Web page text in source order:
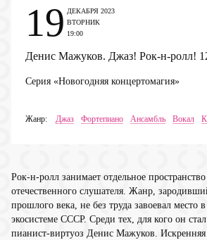
Денис Мажуков. Джаз! Рок-н-ролл!
Серия «Новогодняя концертомагия»
Жанр: Джаз Фортепиано Ансамбль Вокал
19 ДЕКАБРЯ 2023
ВТОРНИК
19:00
Рок-н-ролл занимает отдельное
отечественного слушателя. Жанр,
прошлого века, не без труда завоевал место
экосистеме СССР. Среди тех, для кого он
пианист-виртуоз Денис Мажуков. Искренняя